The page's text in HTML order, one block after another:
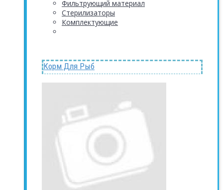
Фильтрующий материал
Стерилизаторы
Комплектующие
Корм Для Рыб